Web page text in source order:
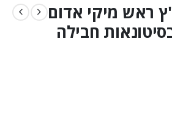
28 אינ"ץ ראש מיקי אדום
חבילה